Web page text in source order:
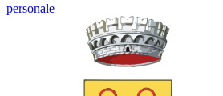
personale